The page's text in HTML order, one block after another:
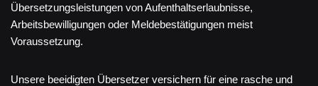
Übersetzungsleistungen von Aufenthaltserlaubnisse,
Arbeitsbewilligungen oder Meldebestätigungen meist
Voraussetzung.
Unsere beeidigten Übersetzer versichern für eine rasche und